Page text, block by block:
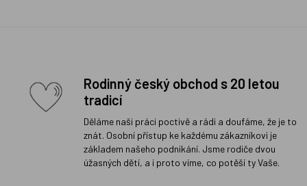
Rodinný český obchod s 20 letou
tradicí
Děláme naši práci poctivě a rádi a doufáme, že je to
znát. Osobní přístup ke každému zákazníkovi je
základem našeho podnikání. Jsme rodiče dvou
úžasných dětí, a i proto víme, co potěší ty Vaše.